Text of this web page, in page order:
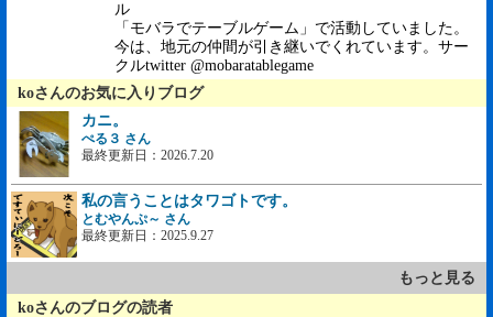
ル
「モバラでテーブルゲーム」で活動していました。
今は、地元の仲間が引き継いでくれています。サー
クルtwitter @mobaratablegame
koさんのお気に入りブログ
カニ。
ぺる３ さん
最終更新日：2026.7.20
私の言うことはタワゴトです。
とむやんぷ～ さん
最終更新日：2025.9.27
もっと見る
koさんのブログの読者